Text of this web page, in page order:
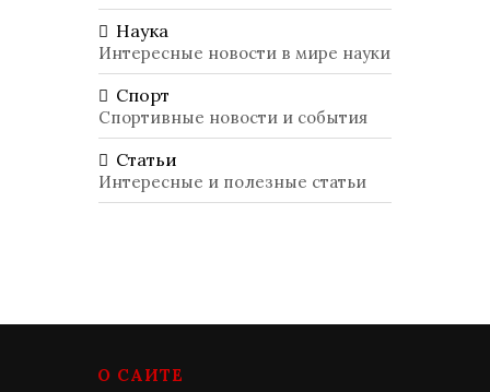
Наука
Интересные новости в мире науки
Спорт
Спортивные новости и события
Статьи
Интересные и полезные статьи
О САЙТЕ